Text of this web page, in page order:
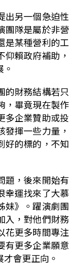
出另一個急迫性
團隊是屬於非營
是某種營利的工
賴政府補助，
的財務結構若只
，畢竟現在製作
多企業贊助或投
揮一些力量，
好的標的，不知
題，後來開始有
幸運找來了大慕
妹》。躍演劇團
入，對他們財務
花更多時間專注
有更多企業願意
會更正向。